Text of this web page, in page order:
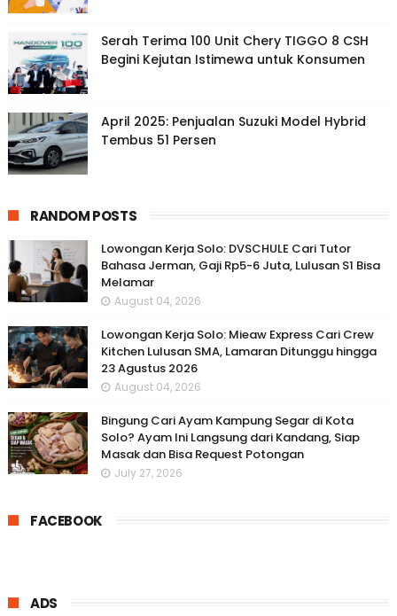
Serah Terima 100 Unit Chery TIGGO 8 CSH
Begini Kejutan Istimewa untuk Konsumen
April 2025: Penjualan Suzuki Model Hybrid
Tembus 51 Persen
RANDOM POSTS
Lowongan Kerja Solo: DVSCHULE Cari Tutor
Bahasa Jerman, Gaji Rp5-6 Juta, Lulusan S1 Bisa
Melamar
August 04, 2026
Lowongan Kerja Solo: Mieaw Express Cari Crew
Kitchen Lulusan SMA, Lamaran Ditunggu hingga
23 Agustus 2026
August 04, 2026
Bingung Cari Ayam Kampung Segar di Kota
Solo? Ayam Ini Langsung dari Kandang, Siap
Masak dan Bisa Request Potongan
July 27, 2026
FACEBOOK
ADS